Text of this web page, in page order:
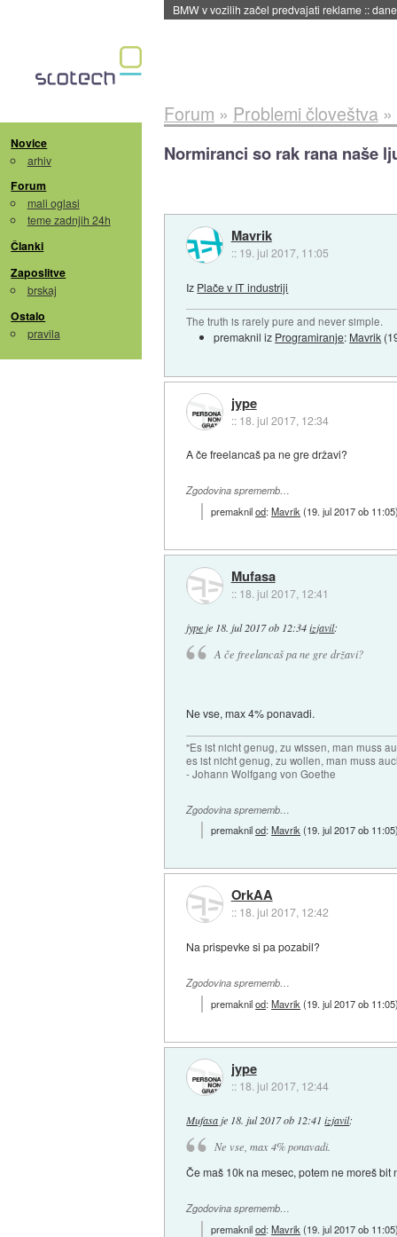
BMW v vozilih začel predvajati reklame ::
Novice
arhiv
Forum
mali oglasi
teme zadnjih 24h
Članki
Zaposlitve
brskaj
Ostalo
pravila
Forum » Problemi človeštva»
Normiranci so rak rana naše
Mavrik
:: 19. jul 2017, 11:05
Iz Plače v IT industriji
The truth is rarely pure and never simple.
premaknil iz Programiranje: Mavrik (
jype
:: 18. jul 2017, 12:34
A če freelancaš pa ne gre državi?
Zgodovina sprememb…
premaknilod:Mavrik (19. jul 2017 ob 11:05)
Mufasa
:: 18. jul 2017, 12:41
jype je 18. jul 2017 ob 12:34 izjavil:
A če freelancaš pa ne gre državi?
Ne vse, max 4% ponavadi.
"Es ist nicht genug, zu wissen, man muss
es ist nicht genug, zu wollen, man muss
- Johann Wolfgang von Goethe
Zgodovina sprememb…
premaknilod:Mavrik (19. jul 2017 ob 11:05)
OrkAA
:: 18. jul 2017, 12:42
Na prispevke si pa pozabil?
Zgodovina sprememb…
premaknilod:Mavrik (19. jul 2017 ob 11:05)
jype
:: 18. jul 2017, 12:44
Mufasa je 18. jul 2017 ob 12:41 izjavil:
Ne vse, max 4% ponavadi.
Če maš 10k na mesec, potem ne moreš bit
Zgodovina sprememb…
premaknilod:Mavrik (19. jul 2017 ob 11:05)